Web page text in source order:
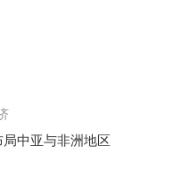
中亚与非洲地区